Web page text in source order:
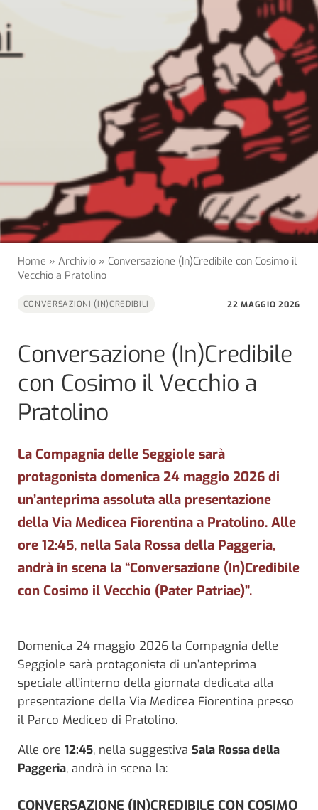
Home » Archivio» Conversazione (In)Credibile con Cosimo il
Vecchio a Pratolino
CONVERSAZIONI (IN)CREDIBILI 22 MAGGIO 2026
Conversazione (In)Credibile
con Cosimo il Vecchio a
Pratolino
La Compagnia delle Seggiole sarà
protagonista domenica 24 maggio 2026 di
un’anteprima assoluta alla presentazione
della Via Medicea Fiorentina a Pratolino. Alle
ore 12:45, nella Sala Rossa della Paggeria,
andrà in scena la “Conversazione (In)Credibile
con Cosimo il Vecchio (Pater Patriae)”.
Domenica 24 maggio 2026 la Compagnia delle
Seggiole sarà protagonista di un’anteprima
speciale all’interno della giornata dedicata alla
presentazione della Via Medicea Fiorentina presso
il Parco Mediceo di Pratolino.
Alle ore 12:45, nella suggestiva Sala Rossa della
Paggeria, andrà in scena la:
CONVERSAZIONE (IN)CREDIBILE CON COSIMO